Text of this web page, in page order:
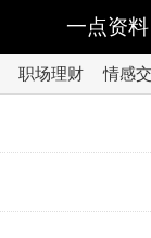
一点资料
职场理财 情感